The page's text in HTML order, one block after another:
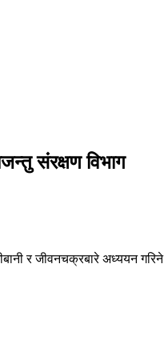
संरक्षण विभाग
र जीवनचक्रबारे अध्ययन गरिने